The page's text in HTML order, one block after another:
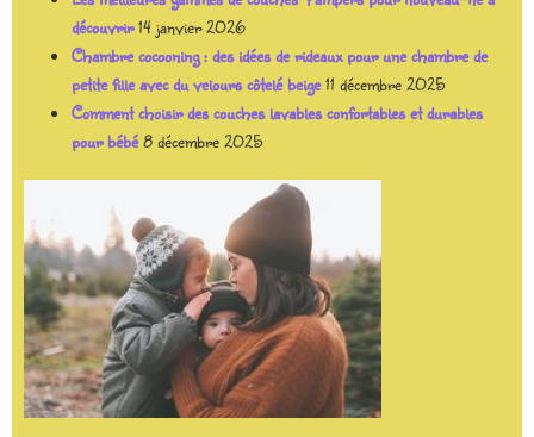
découvrir14 janvier 2026
Chambre cocooning : des idées de rideaux pour une chambre de
petite fille avec du velours côtelé beige11 décembre 2025
Comment choisir des couches lavables confortables et durables
pour bébé8 décembre 2025